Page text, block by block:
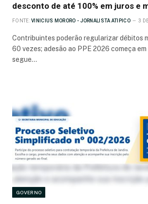
desconto de até 100% em juros e
FONTE: VINICIUS MORORO - JORNALISTA ATIPICO 3
Contribuintes poderão regularizar débitos
60 vezes; adesão ao PPE 2026 começa
segue…
GOVERNO